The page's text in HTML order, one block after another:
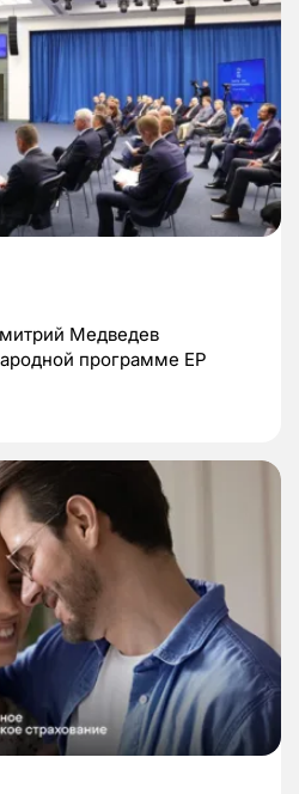
Медведев
программе ЕР